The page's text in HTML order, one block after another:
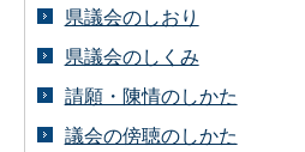
県議会のしおり
県議会のしくみ
請願・陳情のしかた
議会の傍聴のしかた